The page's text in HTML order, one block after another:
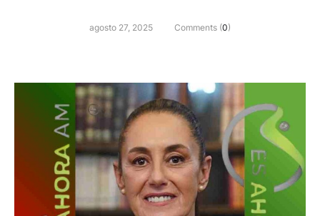
agosto 27, 2025 Comments (0)